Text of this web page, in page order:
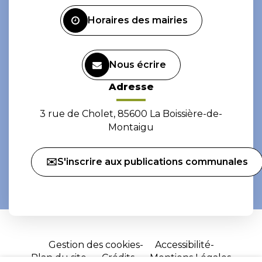
Horaires des mairies
Nous écrire
Adresse
3 rue de Cholet, 85600 La Boissière-de-
Montaigu
✉️S'inscrire aux publications communales
Gestion des cookies
Accessibilité
Plan du site
Crédits Mentions Légales